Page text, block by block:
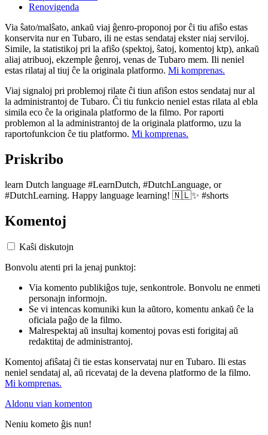
Renovigenda
Via ŝato/malŝato, ankaŭ viaj ĝenro-proponoj por ĉi tiu afiŝo estas
konservita nur en Tubaro, ili ne estas sendataj ekster niaj serviloj.
Simile, la statistikoj pri la afiŝo (spektoj, ŝatoj, komentoj ktp), ankaŭ
aliaj atribuoj, ekzemple ĝenroj, venas de Tubaro mem. Ili neniel
estas rilataj al tiuj ĉe la originala platformo. Mi komprenas.
Viaj signaloj pri problemoj rilate ĉi tiun afiŝon estos sendataj nur al
la administrantoj de Tubaro. Ĉi tiu funkcio neniel estas rilata al ebla
simila eco ĉe la originala platformo de la filmo. Por raporti
problemon al la administrantoj de la originala platformo, uzu la
raportofunkcion ĉe tiu platformo. Mi komprenas.
Priskribo
learn Dutch language #LearnDutch, #DutchLanguage, or
#DutchLearning. Happy language learning! 🇳🇱✨ #shorts
Komentoj
Kaŝi diskutojn
Bonvolu atenti pri la jenaj punktoj:
Via komento publikiĝos tuje, senkontrole. Bonvolu ne enmeti
personajn informojn.
Se vi intencas komuniki kun la aŭtoro, komentu ankaŭ ĉe la
oficiala paĝo de la filmo.
Malrespektaj aŭ insultaj komentoj povas esti forigitaj aŭ
redaktitaj de administrantoj.
Komentoj afiŝataj ĉi tie estas konservataj nur en Tubaro. Ili estas
neniel sendataj al, aŭ ricevataj de la devena platformo de la filmo.
Mi komprenas.
Aldonu vian komenton
Neniu kometo ĝis nun!